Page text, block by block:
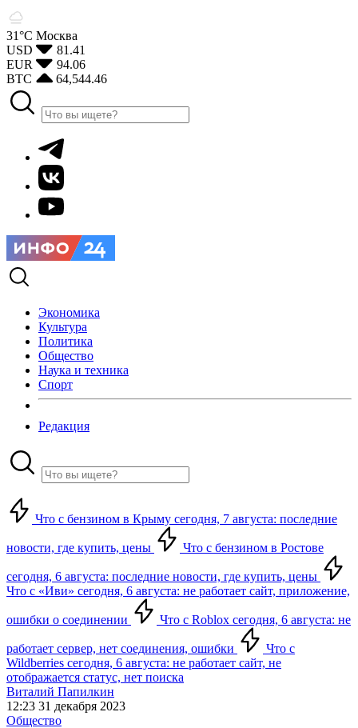
31°С Москва
USD
81.41
EUR
94.06
BTC
64,544.46
Экономика
Культура
Политика
Общество
Наука и техника
Спорт
Редакция
Что с бензином в Крыму сегодня, 7 августа: последние
новости, где купить, цены Что с бензином в Ростове
сегодня, 6 августа: последние новости, где купить, цены
Что с «Иви» сегодня, 6 августа: не работает сайт, приложение,
ошибки о соединении Что с Roblox сегодня, 6 августа: не
работает сервер, нет соединения, ошибки
Что с
Wildberries сегодня, 6 августа: не работает сайт, не
отображается статус, нет поиска
Виталий Папилкин
12:23 31 декабря 2023
Общество